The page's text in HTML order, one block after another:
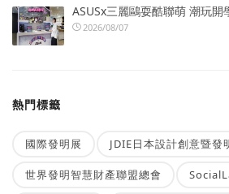
ASUSx三麗鷗耍酷聯萌 潮玩開
2026/08/07
熱門標籤
國際發明展 JDIE日本設計創意暨發
世界發明智慧財產聯盟總會